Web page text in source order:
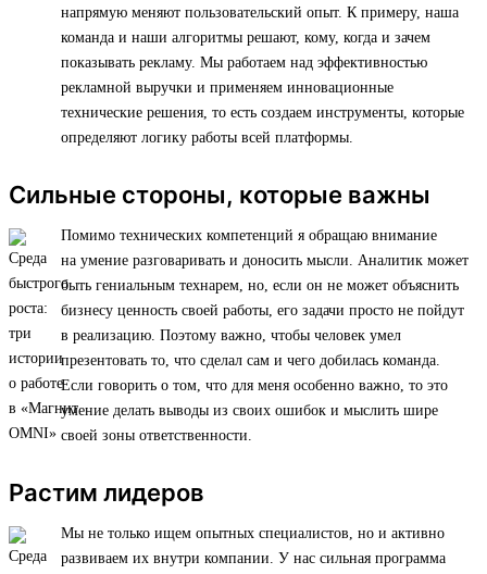
напрямую меняют пользовательский опыт. К примеру, наша
команда и наши алгоритмы решают, кому, когда и зачем
показывать рекламу. Мы работаем над эффективностью
рекламной выручки и применяем инновационные
технические решения, то есть создаем инструменты, которые
определяют логику работы всей платформы.
Сильные стороны, которые важны
Помимо технических компетенций я обращаю внимание
на умение разговаривать и доносить мысли. Аналитик может
быть гениальным технарем, но, если он не может объяснить
бизнесу ценность своей работы, его задачи просто не пойдут
в реализацию. Поэтому важно, чтобы человек умел
презентовать то, что сделал сам и чего добилась команда.
Если говорить о том, что для меня особенно важно, то это
умение делать выводы из своих ошибок и мыслить шире
своей зоны ответственности.
Растим лидеров
Мы не только ищем опытных специалистов, но и активно
развиваем их внутри компании. У нас сильная программа